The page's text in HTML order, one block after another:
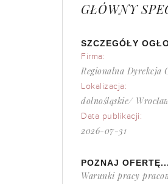
GŁÓWNY
SZCZEGÓŁY
Firma:
Regionalna Dyrekcja
Lokalizacja:
dolnośląskie/
Data publikacji:
2026-07-31
POZNAJ OFERTĘ...
Warunki pracy